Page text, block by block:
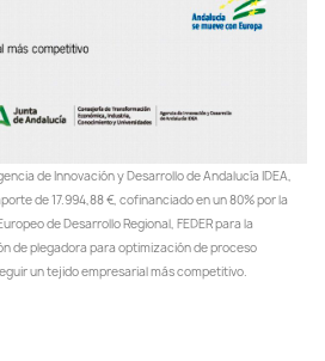
de Innovación y Desarrollo de Andalucía IDEA,
de 17.994,88 €, cofinanciado en un 80% por la
de Desarrollo Regional, FEDER para la
de plegadora para optimización de proceso
un tejido empresarial más competitivo.